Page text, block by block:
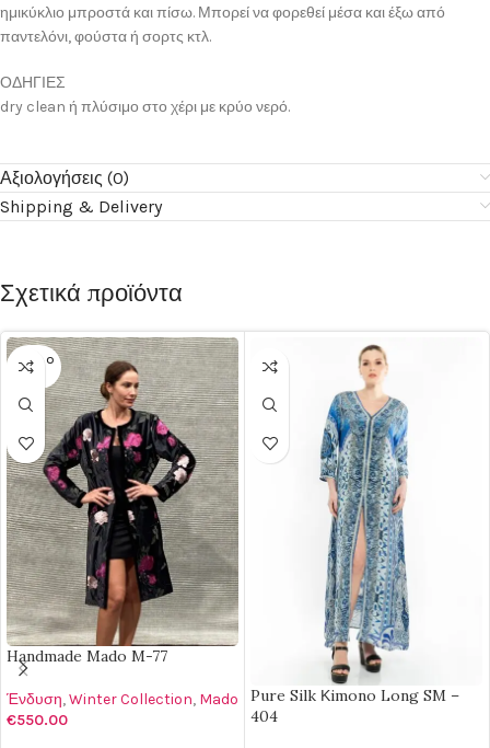
ημικύκλιο μπροστά και πίσω. Μπορεί να φορεθεί μέσα και έξω από
παντελόνι, φούστα ή σορτς κτλ.
ΟΔΗΓΙΕΣ
dry clean ή πλύσιμο στο χέρι με κρύο νερό.
Αξιολογήσεις (0)
Shipping & Delivery
Σχετικά προϊόντα
SOLD O
UT
Handmade Mado M-77
Ένδυση,Winter Collection, Mado
€550.00
Pure Silk Κimono Long SM –
404